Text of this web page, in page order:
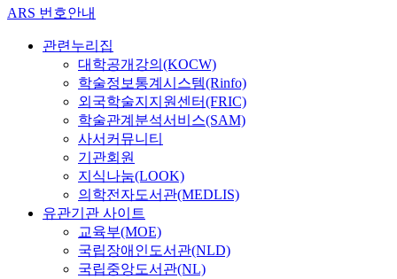
ARS 번호안내
관련누리집
대학공개강의(KOCW)
학술정보통계시스템(Rinfo)
외국학술지지원센터(FRIC)
학술관계분석서비스(SAM)
사서커뮤니티
기관회원
지식나눔(LOOK)
의학전자도서관(MEDLIS)
유관기관 사이트
교육부(MOE)
국립장애인도서관(NLD)
국립중앙도서관(NL)